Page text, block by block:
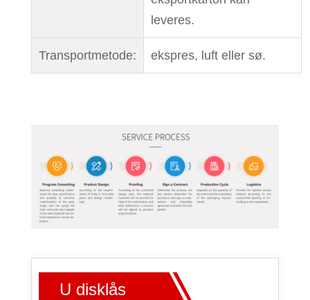
leveres.
Transportmetode: ekspres, luft eller sø.
U disklås